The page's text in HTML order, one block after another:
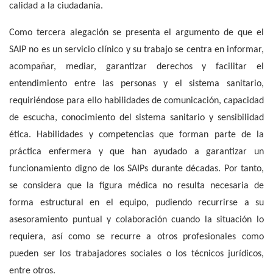
calidad a la ciudadanía.
Como tercera alegación se presenta el argumento de que el
SAIP no es un servicio clínico y su trabajo se centra en informar,
acompañar, mediar, garantizar derechos y facilitar el
entendimiento entre las personas y el sistema sanitario,
requiriéndose para ello habilidades de comunicación, capacidad
de escucha, conocimiento del sistema sanitario y sensibilidad
ética. Habilidades y competencias que forman parte de la
práctica enfermera y que han ayudado a garantizar un
funcionamiento digno de los SAIPs durante décadas. Por tanto,
se considera que la figura médica no resulta necesaria de
forma estructural en el equipo, pudiendo recurrirse a su
asesoramiento puntual y colaboración cuando la situación lo
requiera, así como se recurre a otros profesionales como
pueden ser los trabajadores sociales o los técnicos jurídicos,
entre otros.